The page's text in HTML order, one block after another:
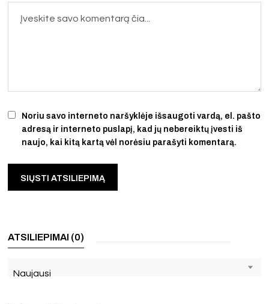
Noriu savo interneto naršyklėje išsaugoti vardą, el. pašto
adresą ir interneto puslapį, kad jų nebereiktų įvesti iš
naujo, kai kitą kartą vėl norėsiu parašyti komentarą.
ATSILIEPIMAI (0)
Naujausi